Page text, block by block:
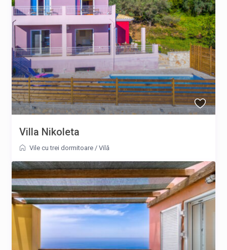
Villa Nikoleta
Vile cu trei dormitoare /Vilă